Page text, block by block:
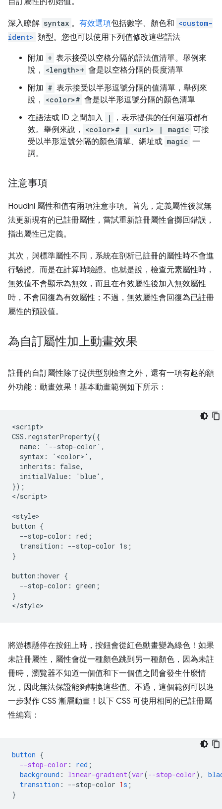
深入瞭解 syntax 。 有效選項包括數字、顏色和 <custom-
ident> 類型。您也可以使用下列值修改這些語法
附加 + 表示接受以空格分隔的語法值清單。舉例來
說，
<length>+ 會是以空格分隔的長度清單
附加 # 表示接受以半形逗號分隔的值清單，舉例來
說，
<color># 會是以半形逗號分隔的顏色清單
在語法或 ID 之間加入
|
，表示提供的任何選項都有
效。舉例來說，
<color># | <url> | magic 可接
受以半形逗號分隔的顏色清單、網址或 magic 一
詞。
注意事項
Houdini 屬性和值有兩項注意事項。首先，定義屬性後就無
法更新現有的已註冊屬性，嘗試重新註冊屬性會擲回錯誤，
指出屬性已定義。
其次，與標準屬性不同，系統在剖析已註冊的屬性時不會進
行驗證。而是在計算時驗證。也就是說，檢查元素屬性時，
無效值不會顯示為無效，而且在有效屬性後加入無效屬性
時，不會回復為有效屬性；不過，無效屬性會回復為已註冊
屬性的預設值。
為自訂屬性加上動畫效果
註冊的自訂屬性除了提供型別檢查之外，還有一項有趣的額
外功能：動畫效果！基本動畫範例如下所示：
<script>
CSS.registerProperty({
  name: '--stop-color',
  syntax: '<color>',
  inherits: false,
  initialValue: 'blue',
});
</script>
<style>
button {
  --stop-color: red;
  transition: --stop-color 1s;
}
button:hover {
  --stop-color: green;
}
將游標懸停在按鈕上時，按鈕會從紅色動畫變為綠色！如果
未註冊屬性，屬性會從一種顏色跳到另一種顏色，因為未註
冊時，瀏覽器不知道一個值和下一個值之間會發生什麼情
況，因此無法保證能夠轉換這些值。不過，這個範例可以進
一步製作 CSS 漸層動畫！以下 CSS 可使用相同的已註冊屬
性編寫：
button {
--stop-color : red ;
background : linear-gradient(var(--stop-color),
transition : --stop-color 1s ;
}